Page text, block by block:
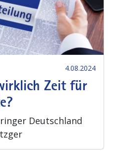
4.08.2024
Zeit für
Deutschland